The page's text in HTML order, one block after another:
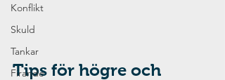
Konflikt
Skuld
Tankar
Firande
Tips för högre och